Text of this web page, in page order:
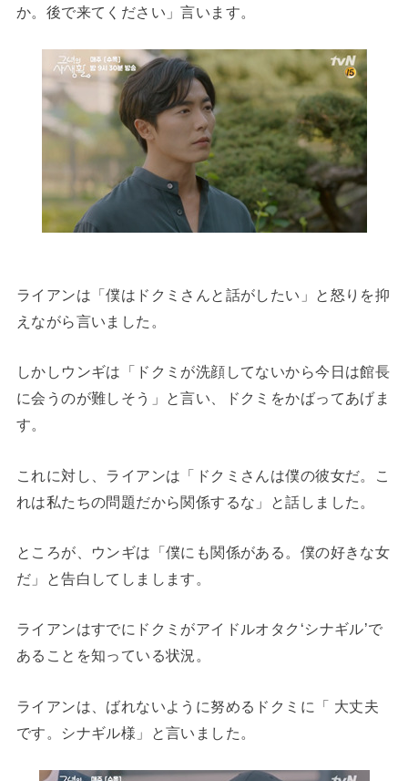
か。後で来てください」言います。
ライアンは「僕はドクミさんと話がしたい」と怒りを抑
えながら言いました。
しかしウンギは「ドクミが洗顔してないから今日は館長
に会うのが難しそう」と言い、ドクミをかばってあげま
す。
これに対し、ライアンは「ドクミさんは僕の彼女だ。こ
れは私たちの問題だから関係するな」と話しました。
ところが、ウンギは「僕にも関係がある。僕の好きな女
だ」と告白してしまします。
ライアンはすでにドクミがアイドルオタク‘シナギル’で
あることを知っている状況。
ライアンは、ばれないように努めるドクミに「 大丈夫
です。シナギル様」と言いました。